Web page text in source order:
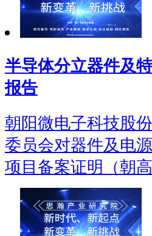
半导体分立器件及
报告
朝阳微电子科技股
委员会对器件及电
项目备案证明（朝